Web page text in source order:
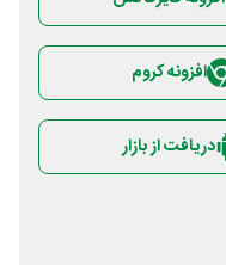
افزونه کروم
دریافت از بازار